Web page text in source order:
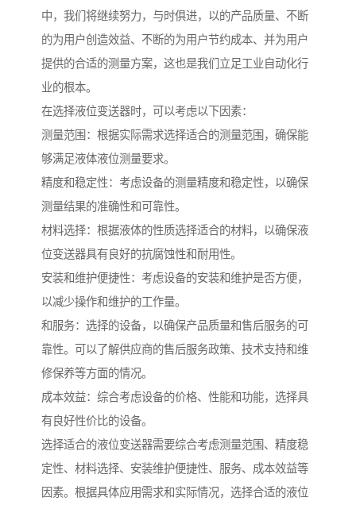
中，我们将继续努力，与时俱进，以的产品质量、不断
的为用户创造效益、不断的为用户节约成本、并为用户
提供的合适的测量方案，这也是我们立足工业自动化行
业的根本。
在选择液位变送器时，可以考虑以下因素：
测量范围：根据实际需求选择适合的测量范围，确保能
够满足液体液位测量要求。
精度和稳定性：考虑设备的测量精度和稳定性，以确保
测量结果的准确性和可靠性。
材料选择：根据液体的性质选择适合的材料，以确保液
位变送器具有良好的抗腐蚀性和耐用性。
安装和维护便捷性：考虑设备的安装和维护是否方便，
以减少操作和维护的工作量。
和服务：选择的设备，以确保产品质量和售后服务的可
靠性。可以了解供应商的售后服务政策、技术支持和维
修保养等方面的情况。
成本效益：综合考虑设备的价格、性能和功能，选择具
有良好性价比的设备。
选择适合的液位变送器需要综合考虑测量范围、精度稳
定性、材料选择、安装维护便捷性、服务、成本效益等
因素。根据具体应用需求和实际情况，选择合适的液位